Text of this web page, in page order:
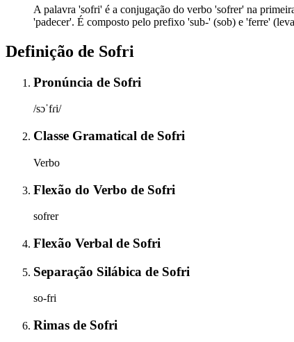
A palavra 'sofri' é a conjugação do verbo 'sofrer' na
'padecer'. É composto pelo prefixo 'sub-' (sob) e 'ferre'
Definição de Sofri
Pronúncia de Sofri
/sɔˈfɾi/
Classe Gramatical de Sofri
Verbo
Flexão do Verbo de Sofri
sofrer
Flexão Verbal de Sofri
Separação Silábica de Sofri
so-fri
Rimas de Sofri